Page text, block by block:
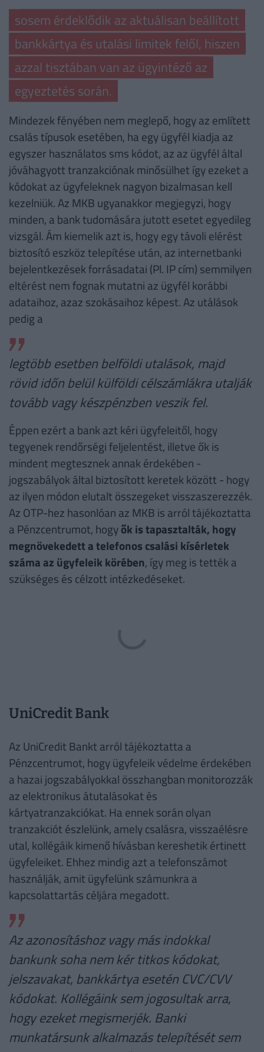
sosem érdeklődik az aktuálisan beállított
bankkártya és utalási limitek felől, hiszen
azzal tisztában van az ügyintéző az
egyeztetés során.
Mindezek fényében nem meglepő, hogy az említett
csalás típusok esetében, ha egy ügyfél kiadja az
egyszer használatos sms kódot, az az ügyfél által
jóváhagyott tranzakciónak minősülhet így ezeket a
kódokat az ügyfeleknek nagyon bizalmasan kell
kezelniük. Az MKB ugyanakkor megjegyzi, hogy
minden, a bank tudomására jutott esetet egyedileg
vizsgál. Ám kiemelik azt is, hogy egy távoli elérést
biztosító eszköz telepítése után, az internetbanki
bejelentkezések forrásadatai (Pl. IP cím) semmilyen
eltérést nem fognak mutatni az ügyfél korábbi
adataihoz, azaz szokásaihoz képest. Az utálások
pedig a
legtöbb esetben belföldi utalások, majd
rövid időn belül külföldi célszámlákra utalják
tovább vagy készpénzben veszik fel.
Éppen ezért a bank azt kéri ügyfeleitől, hogy
tegyenek rendőrségi feljelentést, illetve ők is
mindent megtesznek annak érdekében -
jogszabályok által biztosított keretek között - hogy
az ilyen módon elutalt összegeket visszaszerezzék.
Az OTP-hez hasonlóan az MKB is arról tájékoztatta
a Pénzcentrumot, hogyők is tapasztalták, hogy
megnövekedett a telefonos csalási kísérletek
száma az ügyfeleik körében, így meg is tették a
szükséges és célzott intézkedéseket.
UniCredit Bank
Az UniCredit Bankt arról tájékoztatta a
Pénzcentrumot, hogy ügyfeleik védelme érdekében
a hazai jogszabályokkal összhangban monitorozzák
az elektronikus átutalásokat és
kártyatranzakciókat. Ha ennek során olyan
tranzakciót észlelünk, amely csalásra, visszaélésre
utal, kollégáik kimenő hívásban kereshetik értinett
ügyfeleiket. Ehhez mindig azt a telefonszámot
használják, amit ügyfelünk számunkra a
kapcsolattartás céljára megadott.
Az azonosításhoz vagy más indokkal
bankunk soha nem kér titkos kódokat,
jelszavakat, bankkártya esetén CVC/CVV
kódokat. Kollégáink sem jogosultak arra,
hogy ezeket megismerjék. Banki
munkatársunk alkalmazás telepítését sem